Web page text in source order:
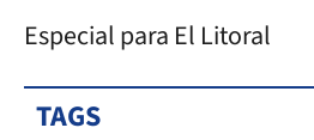
Especial para El Litoral
TAGS